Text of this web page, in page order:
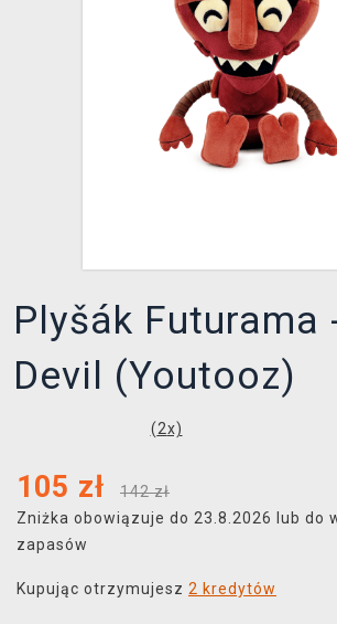
Plyšák Futurama
Devil (Youtooz)
(2x)
105 zł
142 zł
Zniżka obowiązuje do 23.8.2026 lub do
zapasów
Kupując otrzymujesz 2 kredytów